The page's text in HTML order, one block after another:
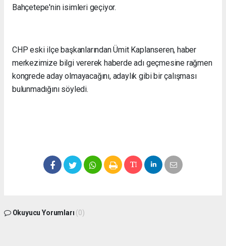
Bahçetepe'nin isimleri geçiyor.
CHP eski ilçe başkanlarından Ümit Kaplanseren, haber
merkezimize bilgi vererek haberde adı geçmesine rağmen
kongrede aday olmayacağını, adaylık gibi bir çalışması
bulunmadığını söyledi.
Okuyucu Yorumları (0)